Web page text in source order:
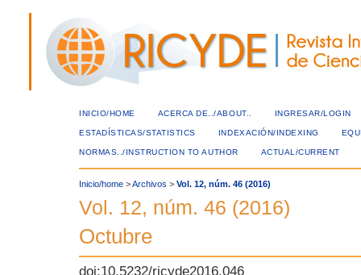
INICIO/HOME ACERCA DE../ABOUT.. INGRESAR/LOGIN
ESTADÍSTICAS/STATISTICS INDEXACIÓN/INDEXING
NORMAS../INSTRUCTION TO AUTHOR ACTUAL/CURRENT
Inicio/home >Archivos > Vol. 12, núm. 46 (2016)
Vol. 12, núm. 46 (2016)
Octubre
doi:10.5232/ricyde2016.046